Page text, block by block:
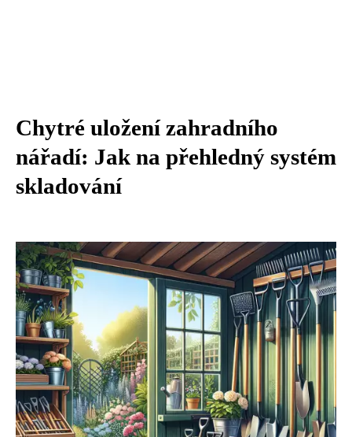
Chytré uložení zahradního
nářadí: Jak na přehledný systém
skladování